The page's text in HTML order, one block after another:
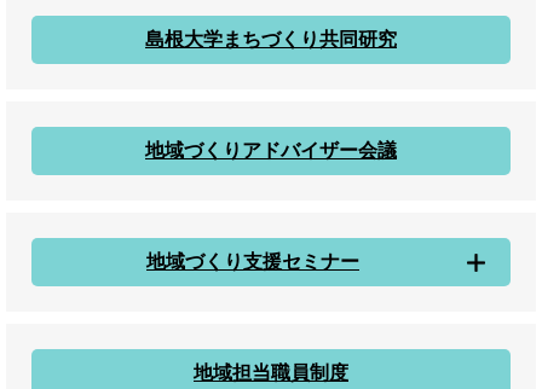
島根大学まちづくり共同研究
地域づくりアドバイザー会議
地域づくり支援セミナー
地域担当職員制度